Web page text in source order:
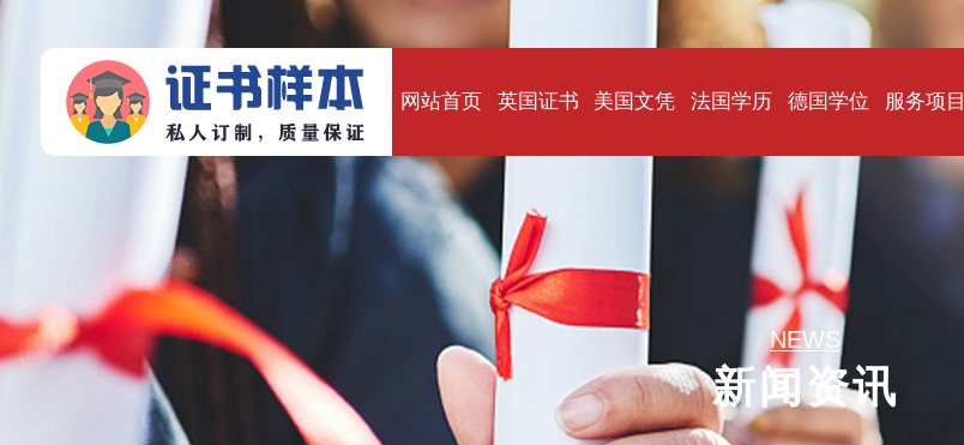
网站首页 英国证书 美国文凭 法国学历 德国学位 服务项目
NEWS
新闻资讯